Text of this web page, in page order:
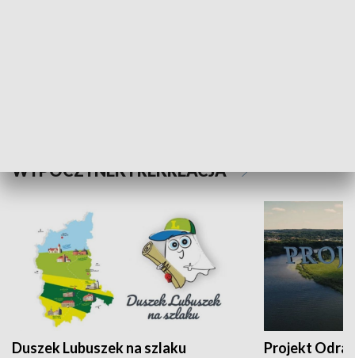
WYPOCZYNEK I REKREACJA
Duszek Lubuszek na szlaku Projekt Odra